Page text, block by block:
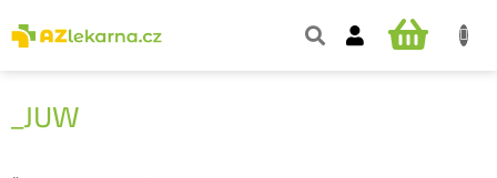
na
obsah
NÁKUPNÍ
_JUW